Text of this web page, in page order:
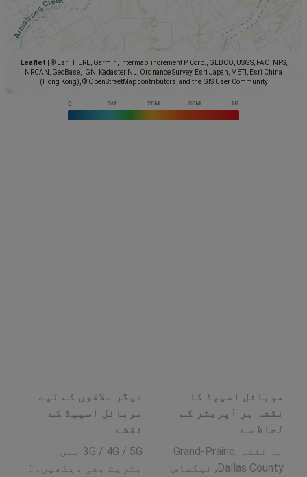
Leaflet
© Esri, HERE, Garmin, Intermap, increment P Corp., GEBCO, USGS, FAO, NPS,
NRCAN, GeoBase, IGN, Kadaster NL, Ordnance Survey, Esri Japan, METI, Esri China
(Hong Kong), © OpenStreetMap contributors, and the GIS User Community
موبائل اسپیڈ کا
نقشہ ہر آپریٹر کے
لحاظ سے
یہ نقشہ Grand-Prairie,
Dallas County, ٹیکساس
دیگر علاقوں کے لیے
موبائل اسپیڈ کے
نقشے
3G / 4G / 5G میں
بٹریٹ بھی دیکھیں۔ :